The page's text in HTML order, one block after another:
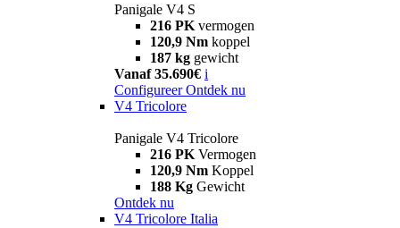
Panigale V4 S
216 PK vermogen
120,9 Nm koppel
187 kg gewicht
Vanaf 35.690€ i
Configureer Ontdek nu
V4 Tricolore
Panigale V4 Tricolore
216 PK Vermogen
120,9 Nm Koppel
188 Kg Gewicht
Ontdek nu
V4 Tricolore Italia